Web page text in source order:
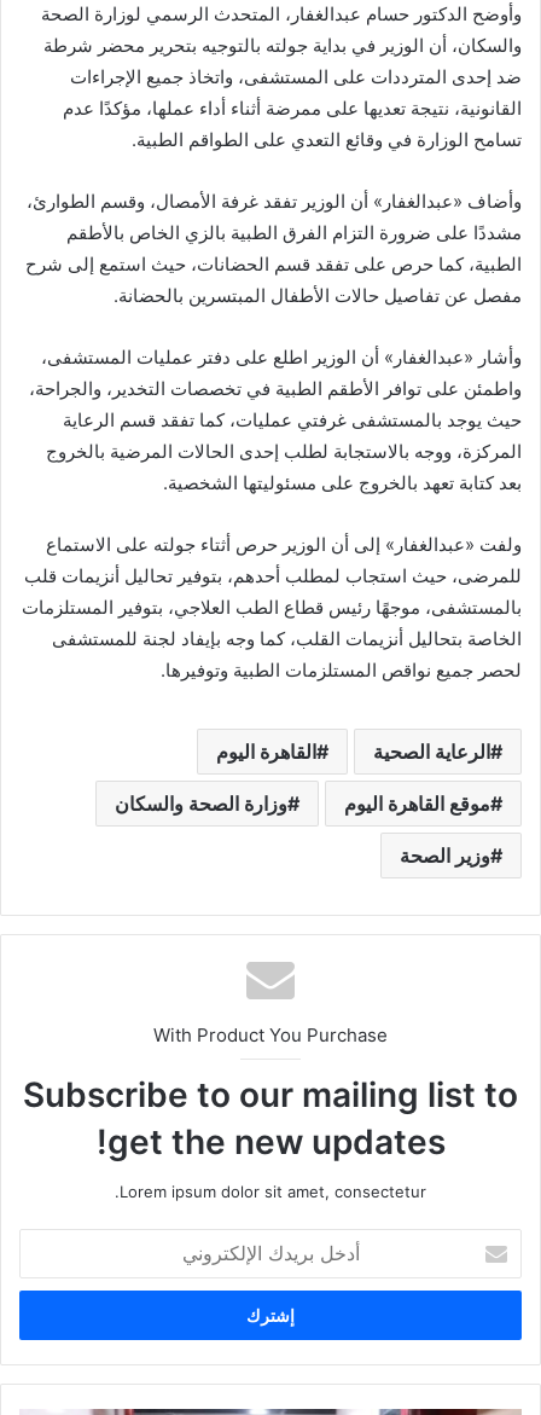
وأوضح الدكتور حسام عبدالغفار، المتحدث الرسمي لوزارة الصحة
والسكان، أن الوزير في بداية جولته بالتوجيه بتحرير محضر شرطة
ضد إحدى المترددات على المستشفى، واتخاذ جميع الإجراءات
القانونية، نتيجة تعديها على ممرضة أثناء أداء عملها، مؤكدًا عدم
تسامح الوزارة في وقائع التعدي على الطواقم الطبية.
وأضاف «عبدالغفار» أن الوزير تفقد غرفة الأمصال، وقسم الطوارئ،
مشددًا على ضرورة التزام الفرق الطبية بالزي الخاص بالأطقم
الطبية، كما حرص على تفقد قسم الحضانات، حيث استمع إلى شرح
مفصل عن تفاصيل حالات الأطفال المبتسرين بالحضانة.
وأشار «عبدالغفار» أن الوزير اطلع على دفتر عمليات المستشفى،
واطمئن على توافر الأطقم الطبية في تخصصات التخدير، والجراحة،
حيث يوجد بالمستشفى غرفتي عمليات، كما تفقد قسم الرعاية
المركزة، ووجه بالاستجابة لطلب إحدى الحالات المرضية بالخروج
بعد كتابة تعهد بالخروج على مسئوليتها الشخصية.
ولفت «عبدالغفار» إلى أن الوزير حرص أثتاء جولته على الاستماع
للمرضى، حيث استجاب لمطلب أحدهم، بتوفير تحاليل أنزيمات قلب
بالمستشفى، موجهًا رئيس قطاع الطب العلاجي، بتوفير المستلزمات
الخاصة بتحاليل أنزيمات القلب، كما وجه بإيفاد لجنة للمستشفى
لحصر جميع نواقص المستلزمات الطبية وتوفيرها.
الرعاية الصحية القاهرة اليوم
موقع القاهرة اليوم وزارة الصحة والسكان
وزير الصحة
With Product You Purchase
Subscribe to our mailing list to
get the new updates!
Lorem ipsum dolor sit amet, consectetur.
خ
ب
ر